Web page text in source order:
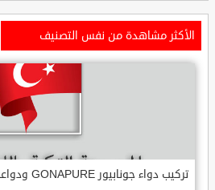
الأكثر مشاهدة من نفس التصنيف
تركيب دواء جونابيور GONAPURE ودواعي استخدامه